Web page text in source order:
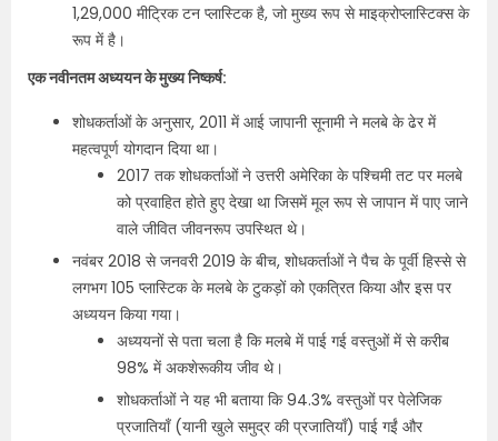
1,29,000 मीट्रिक टन प्लास्टिक है, जो मुख्य रूप से माइक्रोप्लास्टिक्स के
रूप में है।
एक नवीनतम अध्ययन के मुख्य निष्कर्ष:
शोधकर्ताओं के अनुसार, 2011 में आई जापानी सूनामी ने मलबे के ढेर में
महत्वपूर्ण योगदान दिया था।
2017 तक शोधकर्ताओं ने उत्तरी अमेरिका के पश्चिमी तट पर मलबे
को प्रवाहित होते हुए देखा था जिसमें मूल रूप से जापान में पाए जाने
वाले जीवित जीवनरूप उपस्थित थे।
नवंबर 2018 से जनवरी 2019 के बीच, शोधकर्ताओं ने पैच के पूर्वी हिस्से से
लगभग 105 प्लास्टिक के मलबे के टुकड़ों को एकत्रित किया और इस पर
अध्ययन किया गया।
अध्ययनों से पता चला है कि मलबे में पाई गई वस्तुओं में से करीब
98% में अकशेरूकीय जीव थे।
शोधकर्ताओं ने यह भी बताया कि 94.3% वस्तुओं पर पेलेजिक
प्रजातियाँ (यानी खुले समुद्र की प्रजातियाँ) पाई गईं और